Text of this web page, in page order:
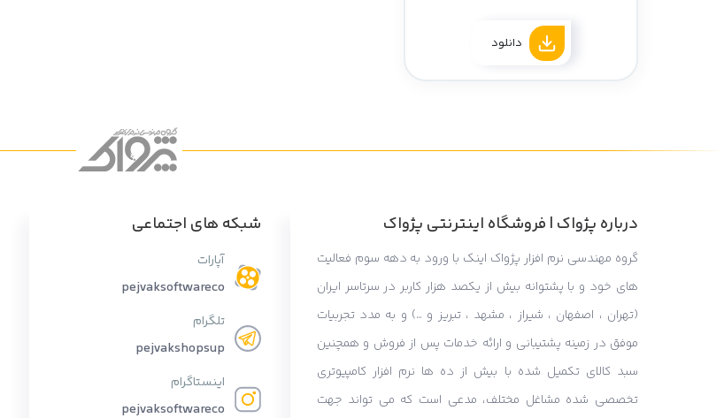
دانلود
درباره پژواک | فروشگاه اینترنتی پژواک
گروه مهندسی نرم افزار پژواک اینک با ورود به دهه سوم فعالیت
های خود و با پشتوانه بیش از یکصد هزار کاربر در سرتاسر ایران
(تهران ، اصفهان ، شیراز ، مشهد ، تبریز و …) و به مدد تجربیات
موفق در زمینه پشتیبانی و ارائه خدمات پس از فروش و همچنین
سبد کالای تکمیل شده با بیش از ده ها نرم افزار کامپیوتری
تخصصی شده مشاغل مختلف، مدعی است که می تواند جهت
شبکه های اجتماعی
آپارات
pejvaksoftwareco
تلگرام
pejvakshopsup
اینستاگرام
pejvaksoftwareco